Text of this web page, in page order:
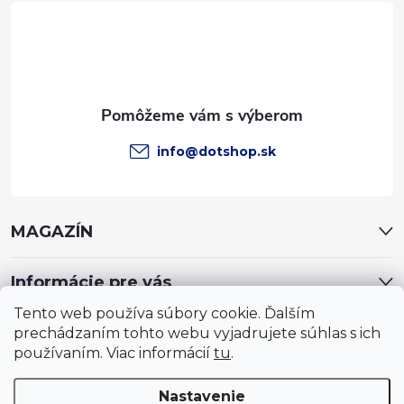
Tento web používa súbory cookie. Ďalším
prechádzaním tohto webu vyjadrujete súhlas s ich
používaním. Viac informácií tu.
Nastavenie
info@dotshop.sk
MAGAZÍN
Informácie pre vás